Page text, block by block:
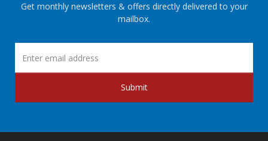
Get monthly newsletters & offers directly delivered to your
mailbox.
Submit